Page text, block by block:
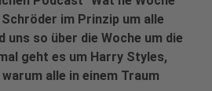
im Prinzip um alle
uns so über die Woche um die
geht es um Harry Styles,
alle in einem Traum